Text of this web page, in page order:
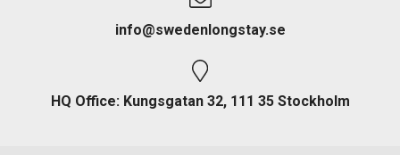
info@swedenlongstay.se
HQ Office: Kungsgatan 32, 111 35 Stockholm